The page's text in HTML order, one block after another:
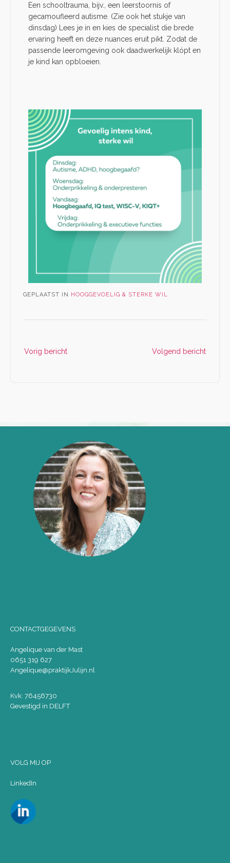
Een schooltrauma, bijv., een leerstoornis of
gecamoufleerd autisme. (Zie ook het stukje van
dinsdag) Lees je in en kies de specialist die brede
ervaring heeft en deze nuances eruit pikt. Zodat de
passende leeromgeving ook daadwerkelijk klópt en
je kind kan opbloeien.
GEPLAATST IN HOOGGEVOELIG & STERKE WIL
Vorig bericht Volgend bericht
CONTACTGEGEVENS
Angelique van der Mast
0651 319 627
Angelique@praktijkJulijn.nl
Kvk: 76456730
Gevestigd in DELFT
VOLG MIJ OP
LinkedIn